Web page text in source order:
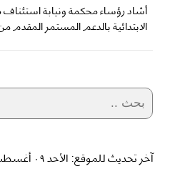
​أشاد رؤساء محكمة ونيابة
الابتدائية بالدعم المستمر المقدم
آخر تحديث للموقع: الأحد ٠٩ أغسطس ٢٠٢٦ الساعة ٠٤:٣١ مساءً